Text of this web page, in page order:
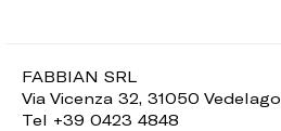
FABBIAN SRL
Via Vicenza 32, 31050 Vedelago
Tel +39 0423 4848